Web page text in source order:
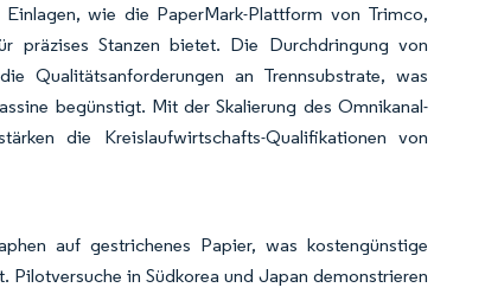
wie die PaperMark-Plattform von Trimco,
präzises Stanzen bietet. Die Durchdringung von
Qualitätsanforderungen an Trennsubstrate, was
begünstigt. Mit der Skalierung des Omnikanal-
die Kreislaufwirtschafts-Qualifikationen von
auf gestrichenes Papier, was kostengünstige
Pilotversuche in Südkorea und Japan demonstrieren